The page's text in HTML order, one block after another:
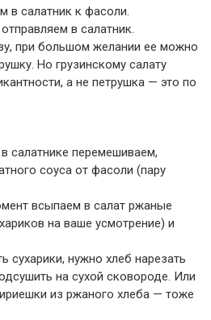
в салатник к фасоли.
в салатник.
при большом желании ее можно
Но грузинскому салату
а не петрушка — это по
салатнике перемешиваем,
соуса от фасоли (пару
всыпаем в салат ржаные
на ваше усмотрение) и
сухарики, нужно хлеб нарезать
на сухой сковороде. Или
из ржаного хлеба — тоже